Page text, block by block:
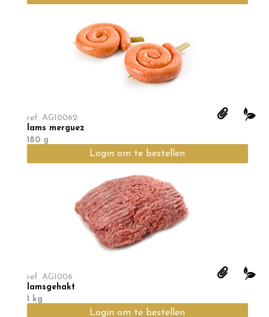
ref. AG10062
lams merguez
180 g
Login om te bestellen
ref. AG1006
lamsgehakt
1 kg
Login om te bestellen